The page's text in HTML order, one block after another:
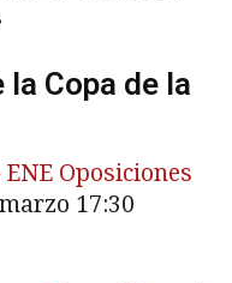
Copa de la
ENE Oposiciones
17:30